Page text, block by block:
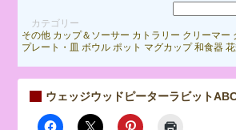
カテゴリー
その他 カップ＆ソーサー カトラリー クリーマー
プレート・皿 ボウル ポット マグカップ 和食器
ウェッジウッドピーターラビット